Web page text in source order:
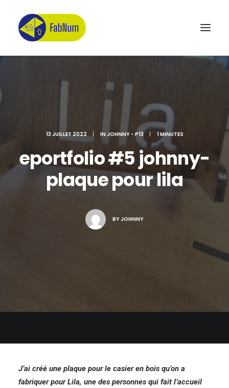
Recherche
13 JUILLET 2022 | INJOHNNY - P13 | 1 MINUTES
eportfolio #5 johnny-
plaque pour lila
BYJOHNNY
J’ai créé une plaque pour le casier en bois qu’on a
fabriquer pour Lila, une des personnes qui fait l’accueil